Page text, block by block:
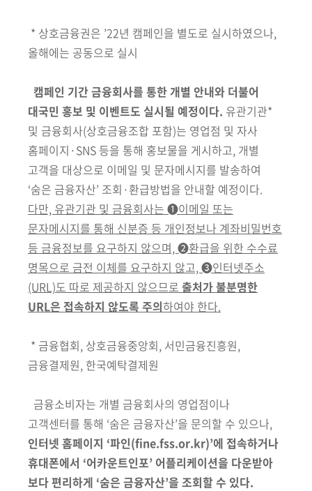
* 상호금융권은 ’22년 캠페인을 별도로 실시하였으나,
올해에는 공동으로 실시
캠페인 기간 금융회사를 통한 개별 안내와 더불어
대국민 홍보 및 이벤트도 실시될 예정이다. 유관기관*
및 금융회사(상호금융조합 포함)는 영업점 및 자사
홈페이지·SNS 등을 통해 홍보물을 게시하고, 개별
고객을 대상으로 이메일 및 문자메시지를 발송하여
‘숨은 금융자산’ 조회·환급방법을 안내할 예정이다.
다만, 유관기관 및 금융회사는 ➊이메일 또는
문자메시지를 통해 신분증 등 개인정보나 계좌비밀번호
등 금융정보를 요구하지 않으며, ➋환급을 위한 수수료
명목으로 금전 이체를 요구하지 않고, ➌인터넷주소
(URL)도 따로 제공하지 않으므로 출처가 불분명한
URL은 접속하지 않도록 주의하여야 한다.
* 금융협회, 상호금융중앙회, 서민금융진흥원,
금융결제원, 한국예탁결제원
금융소비자는 개별 금융회사의 영업점이나
고객센터를 통해 ‘숨은 금융자산’을 문의할 수 있으나,
인터넷 홈페이지 ‘파인(fine.fss.or.kr)’에 접속하거나
휴대폰에서 ‘어카운트인포’ 어플리케이션을 다운받아
보다 편리하게 ‘숨은 금융자산’을 조회할 수 있다.